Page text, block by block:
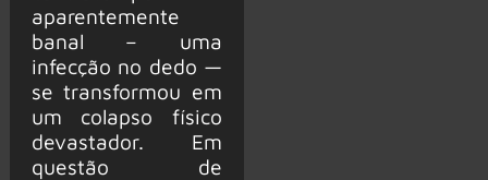
aparentemente
banal – uma
infecção no dedo —
se transformou em
um colapso físico
devastador. Em
questão de